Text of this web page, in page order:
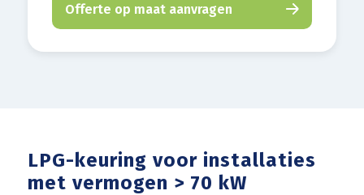
Offerte op maat aanvragen
LPG-keuring voor installaties
met vermogen > 70 kW